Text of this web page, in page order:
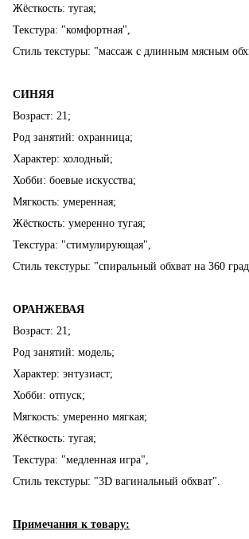
Жёсткость: тугая;
Текстура: "комфортная",
Стиль текстуры: "массаж с длинным мясным
СИНЯЯ
Возраст: 21;
Род занятий: охранница;
Характер: холодный;
Хобби: боевые искусства;
Мягкость: умеренная;
Жёсткость: умеренно тугая;
Текстура: "стимулирующая",
Стиль текстуры: "спиральный обхват на 360
ОРАНЖЕВАЯ
Возраст: 21;
Род занятий: модель;
Характер: энтузиаст;
Хобби: отпуск;
Мягкость: умеренно мягкая;
Жёсткость: тугая;
Текстура: "медленная игра",
Стиль текстуры: "3D вагинальный обхват".
Примечания к товару: